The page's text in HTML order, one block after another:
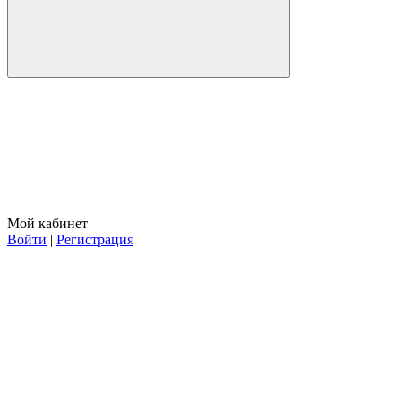
Мой кабинет
Войти | Регистрация